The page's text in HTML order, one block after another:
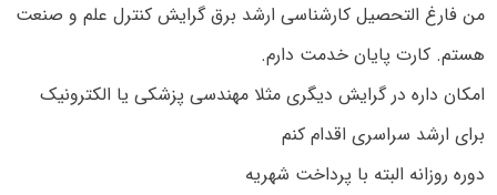
من فارغ التحصیل کارشناسی ارشد برق گرایش کنترل علم و صنعت
هستم. کارت پایان خدمت دارم.
امکان داره در گرایش دیگری مثلا مهندسی پزشکی یا الکترونیک
برای ارشد سراسری اقدام کنم
دوره روزانه البته با پرداخت شهریه